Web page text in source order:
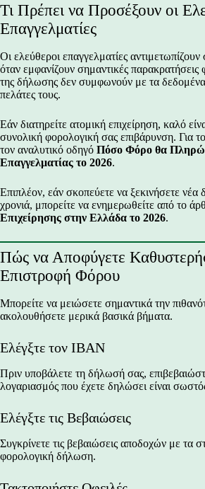
Τι Πρέπει να Προσέξουν οι
Επαγγελματίες
Οι ελεύθεροι επαγγελματίες
όταν εμφανίζουν σημαντικές παρακρατήσεις
της δήλωσης δεν συμφωνούν με τα
πελάτες τους.
Εάν διατηρείτε ατομική επιχείρηση, καλό
συνολική φορολογική σας επιβάρυνση. Για
τον αναλυτικό οδηγό Πόσο Φόρο θα
Επαγγελματίας το 2026.
Επιπλέον, εάν σκοπεύετε να ξεκινήσετε νέα
χρονιά, μπορείτε να ενημερωθείτε από το
Επιχείρησης στην Ελλάδα το 2026.
Πώς να Αποφύγετε
Επιστροφή Φόρου
Μπορείτε να μειώσετε σημαντικά την
ακολουθήσετε μερικά βασικά βήματα.
Ελέγξτε τον IBAN
Πριν υποβάλετε τη δήλωσή σας,
λογαριασμός που έχετε δηλώσει είναι
Ελέγξτε τις Βεβαιώσεις
Συγκρίνετε τις βεβαιώσεις αποδοχών με τα
φορολογική δήλωση.